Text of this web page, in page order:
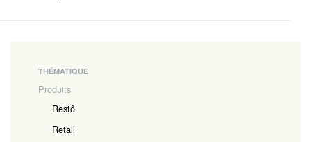
THÉMATIQUE
Produits
Restô
Retail